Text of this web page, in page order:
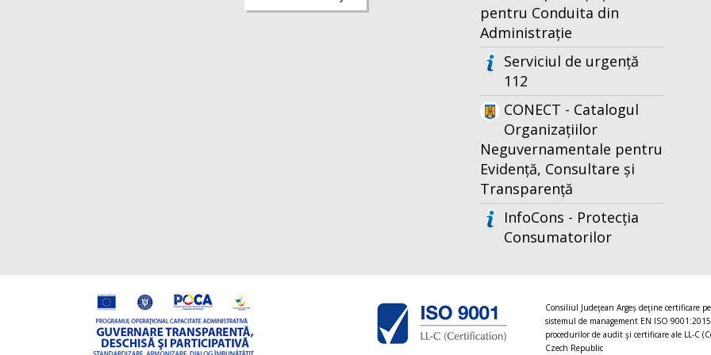
pentru Conduita din
Administrație
Serviciul de urgență
112
CONECT - Catalogul
Organizațiilor
Neguvernamentale pentru
Evidență, Consultare și
Transparență
InfoCons - Protecția
Consumatorilor
Consiliul Judeţean Argeș deţine certificare
sistemul de management EN ISO
procedurilor de audit şi certificare ale LL-C
Czech Republic